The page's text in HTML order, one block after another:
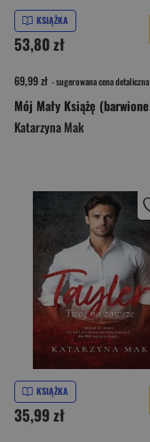
KSIĄŻKA
53,80 zł
69,99 zł - sugerowana cena detaliczna
Katarzyna Mak
KSIĄŻKA
35,99 zł